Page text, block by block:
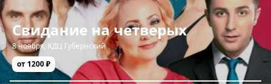
Свидание на четверых
8 ноября, КДЦ Губернский
от 1200 ₽